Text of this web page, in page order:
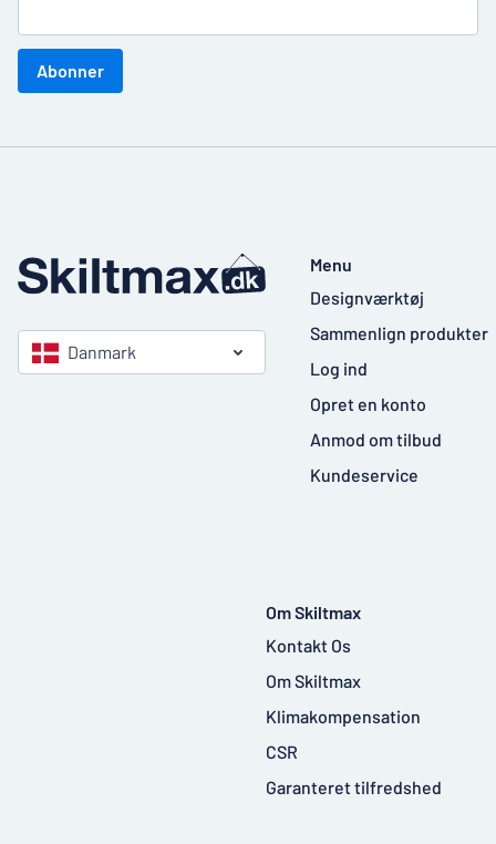
Abonner
Danmark
Menu
Designværktøj
Sammenlign produkter
Log ind
Opret en konto
Anmod om tilbud
Kundeservice
Om Skiltmax
Kontakt Os
Om Skiltmax
Klimakompensation
CSR
Garanteret tilfredshed